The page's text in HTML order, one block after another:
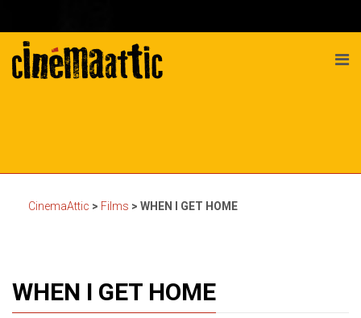
CinemaAttic > Films > WHEN I GET HOME
WHEN I GET HOME